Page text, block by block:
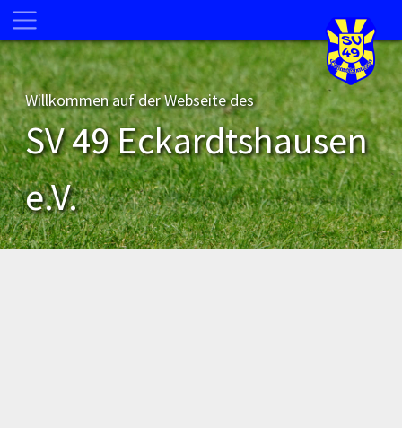
Willkommen auf der Webseite des
SV 49 Eckardtshausen
e.V.